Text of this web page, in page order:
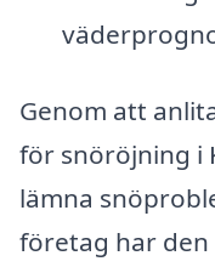
Genom att
för snöröjning i
lämna
företag har